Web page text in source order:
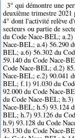
3° qui démontre une
deuxième trimestre
4° dont l'activité relève
secteurs ou partie de
du Code Nace-BEL;
Nace-BEL; a.4) 56.290
BEL; a.6) 56.302 du
59.140 du Code Nace-
Code Nace-BEL; d.2)
Nace-BEL; e.2) 90.041
BEL; f.1) 91.030 du
92.000 du Code Nace-
du Code Nace-BEL;
Nace-BEL; h.5) 93.124
BEL; h.7) 93.126 du
h.9) 93.128 du Code
93.130 du Code Nace-